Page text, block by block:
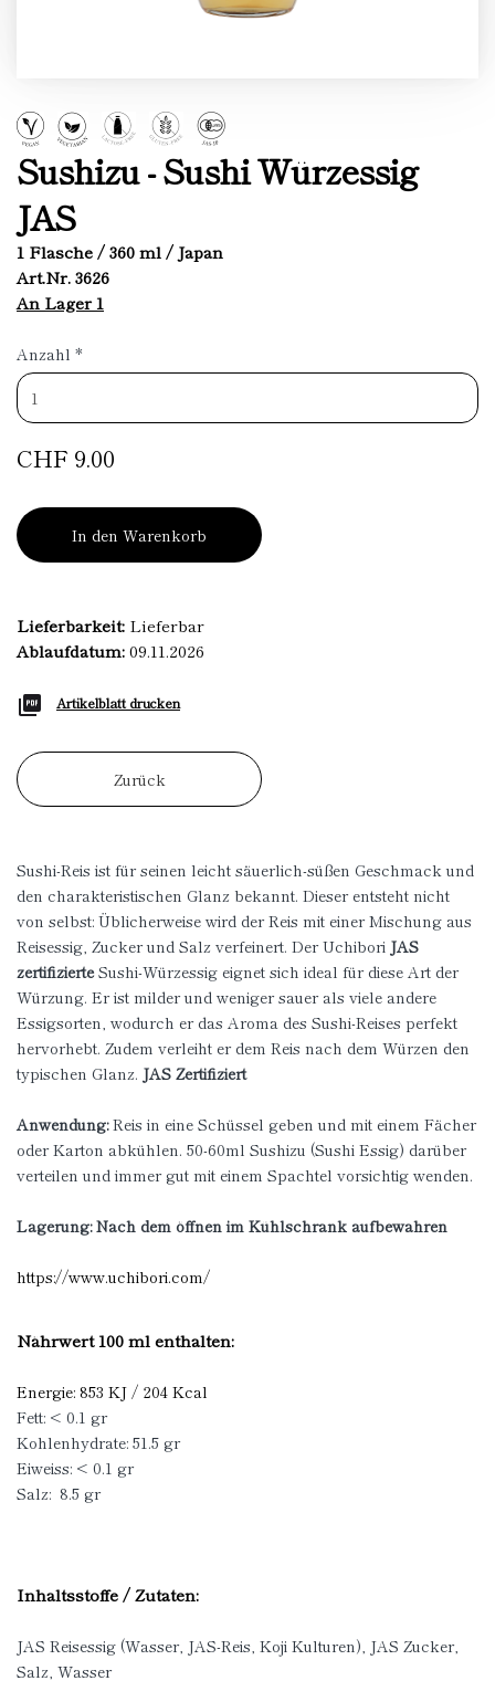
Sushizu - Sushi Würzessig
JAS
1 Flasche / 360 ml / Japan
Art.Nr. 3626
An Lager 1
Anzahl *
CHF 9.00
In den Warenkorb
Lieferbarkeit: Lieferbar
Ablaufdatum:09.11.2026
Artikelblatt drucken
Zurück
Sushi-Reis ist für seinen leicht säuerlich-süßen Geschmack und
den charakteristischen Glanz bekannt. Dieser entsteht nicht
von selbst: Üblicherweise wird der Reis mit einer Mischung aus
Reisessig, Zucker und Salz verfeinert. Der Uchibori JAS
zertifizierteSushi-Würzessig eignet sich ideal für diese Art der
Würzung. Er ist milder und weniger sauer als viele andere
Essigsorten, wodurch er das Aroma des Sushi-Reises perfekt
hervorhebt. Zudem verleiht er dem Reis nach dem Würzen den
typischen Glanz. JAS Zertifiziert
Anwendung:Reis in eine Schüssel geben und mit einem Fächer
oder Karton abkühlen. 50-60ml Sushizu (Sushi Essig) darüber
verteilen und immer gut mit einem Spachtel vorsichtig wenden.
Lagerung: Nach dem öffnen im Kühlschrank aufbewahren
https://www.uchibori.com/
Nährwert 100 ml enthalten:
Energie: 853 KJ / 204 Kcal
Fett: < 0.1 gr
Kohlenhydrate: 51.5 gr
Eiweiss: < 0.1 gr
Salz: 8.5 gr
Inhaltsstoffe / Zutaten:
JAS Reisessig (Wasser, JAS-Reis, Koji Kulturen), JAS Zucker,
Salz, Wasser